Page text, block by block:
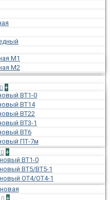
М1
М2
+
ВТ1-0
ВТ14
ВТ22
ВТ3-1
ВТ6
ПТ-7м
+
ВТ1-0
ВТ5/ВТ5-1
ОТ4/ОТ4-1
+